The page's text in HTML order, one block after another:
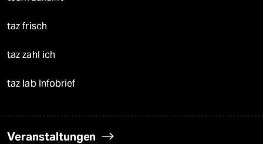
taz frisch
taz zahl ich
taz lab Infobrief
Veranstaltungen